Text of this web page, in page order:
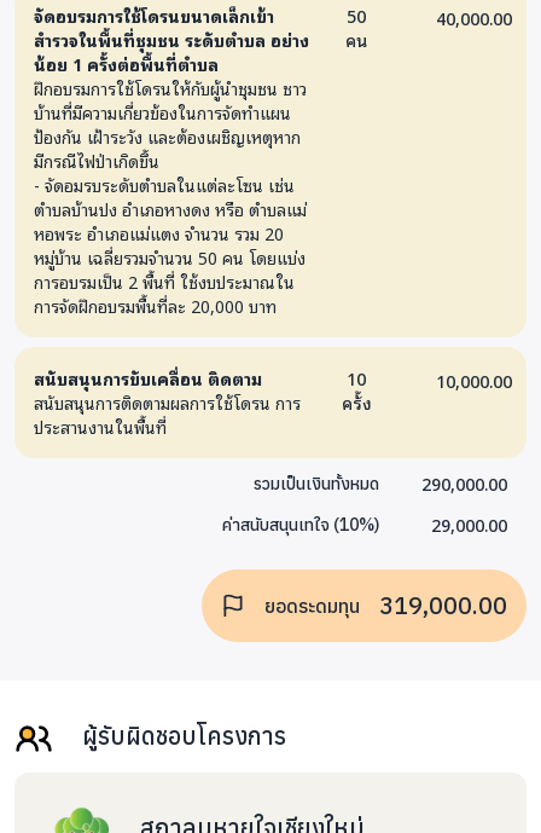
จัดอบรมการใช้โดรนขนาดเล็กเข้า
สำรวจในพื้นที่ชุมชน ระดับตำบล อย่าง
น้อย 1 ครั้งต่อพื้นที่ตำบล
ฝึกอบรมการใช้โดรนให้กับผู้นำชุมชน ชาว
บ้านที่มีความเกี่ยวข้องในการจัดทำแผน
ป้องกัน เฝ้าระวัง และต้องเผชิญเหตุหาก
มีกรณีไฟป่าเกิดขึ้น
- จัดอมรบระดับตำบลในแต่ละโซน เช่น
ตำบลบ้านปง อำเภอหางดง หรือ ตำบลแม่
หอพระ อำเภอแม่แตง จำนวน รวม 20
หมู่บ้าน เฉลี่ยรวมจำนวน 50 คน โดยแบ่ง
การอบรมเป็น 2 พื้นที่ ใช้งบประมาณใน
การจัดฝึกอบรมพื้นที่ละ 20,000 บาท
50
คน
40,000.00
สนับสนุนการขับเคลื่อน ติดตาม
สนับสนุนการติดตามผลการใช้โดรน การ
ประสานงานในพื้นที่
10
ครั้ง
10,000.00
รวมเป็นเงินทั้งหมด 290,000.00
ค่าสนับสนุนเทใจ (10%) 29,000.00
ยอดระดมทุน 319,000.00
ผู้รับผิดชอบโครงการ